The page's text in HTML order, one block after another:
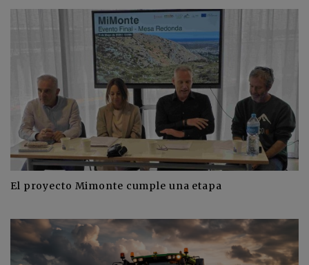
El proyecto Mimonte cumple una etapa